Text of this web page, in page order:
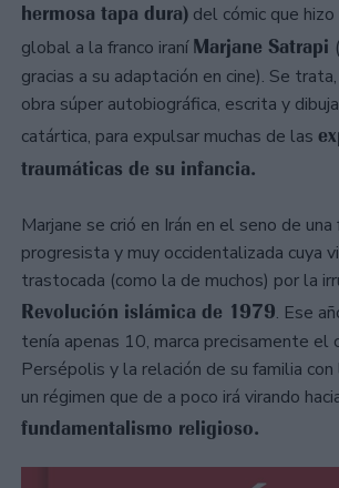
hermosa tapa dura) del cómic que
global a la franco iraníMarjane Satrapi
gracias a su adaptación en cine). Se
obra súper autobiográfica, escrita y
catártica, para expulsar muchas de las
traumáticas de su infancia.
Marjane se crió en Irán en el seno de una
progresista y muy occidentalizada cuya
trastocada (como la de muchos) por la
Revolución islámica de 1979. Ese
tenía apenas 10, marca precisamente el
Persépolis y la relación de su familia
un régimen que de a poco irá virando
fundamentalismo religioso.